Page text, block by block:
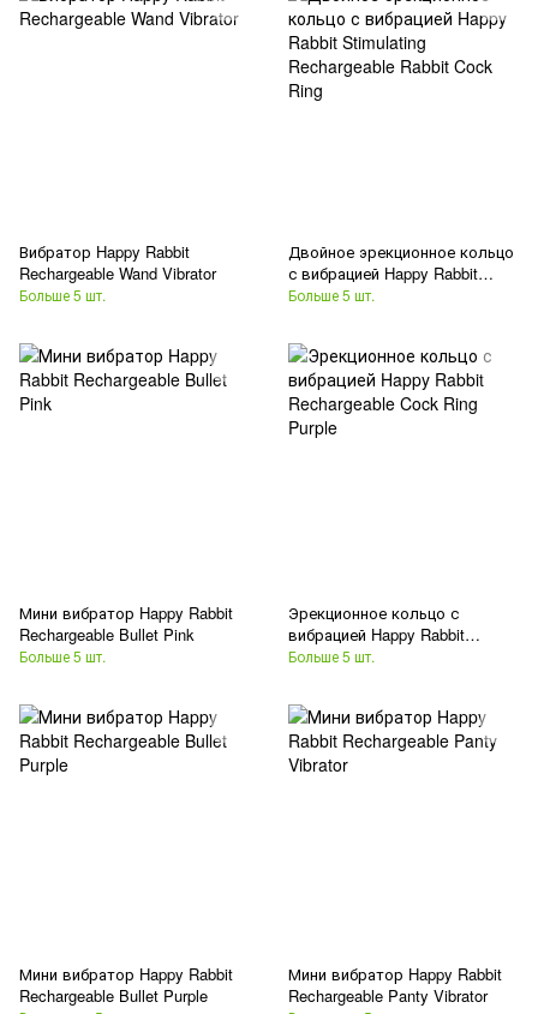
Вибратор Happy Rabbit
Rechargeable Wand Vibrator
Больше 5 шт.
Двойное эрекционное кольцо
с вибрацией Happy Rabbit
Stimulating Rechargeable Rabbit
Больше 5 шт.
Мини вибратор Happy Rabbit
Rechargeable Bullet Pink
Больше 5 шт.
Эрекционное кольцо с
вибрацией Happy Rabbit
Rechargeable Cock Ring Purple
Больше 5 шт.
Мини вибратор Happy Rabbit
Rechargeable Bullet Purple
Мини вибратор Happy Rabbit
Rechargeable Panty Vibrator